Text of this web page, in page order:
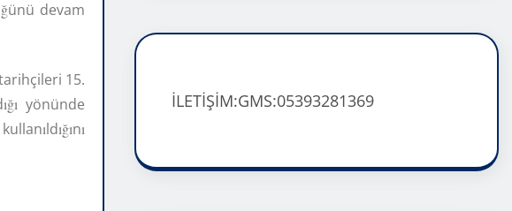
ğünü devam
15.
ığıyönünde
ıldığını
İLETİŞİM:GMS:05393281369